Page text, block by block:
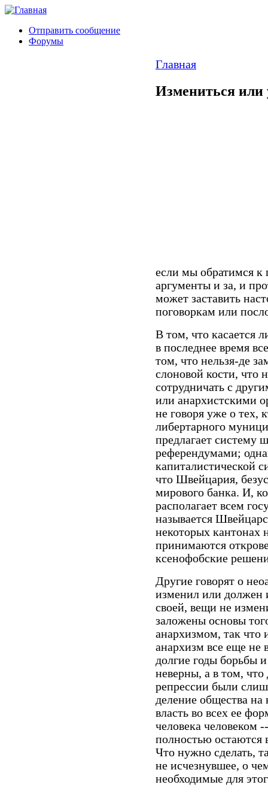
Отправить сообщение
Форумы
Главная
Измениться или
если мы обратимся к
аргументы и за, и
может заставить
поговоркам или
В том, что касается
в последнее время
том, что нельзя-де
слоновой кости, что
сотрудничать с
или анархистскими
не говоря уже о тех,
либертарного
предлагает систему
референдумами;
капиталистической
что Швейцария,
мирового банка. И,
располагает всем
называется
некоторых кантонах
принимаются
ксенофобские
Другие говорят о
изменил или должен
своей, вещи не
заложены основы
анархизмом, так что
анархизм все еще не
долгие годы борьбы
неверны, а в том,
репрессии были
деление общества на
власть во всех ее
человека человеком
полностью остаются
Что нужно сделать,
не исчезнувшее, о
необходимые для